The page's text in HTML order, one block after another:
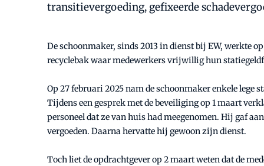
transitievergoeding, gefixeerde
De schoonmaker, sinds 2013 in dienst bij EW, werkte
recyclebak waar medewerkers vrijwillig hun
Op 27 februari 2025 nam de schoonmaker enkele
Tijdens een gesprek met de beveiliging op 1 maart
personeel dat ze van huis had meegenomen. Hij gaf
vergoeden. Daarna hervatte hij gewoon zijn dienst.
Toch liet de opdrachtgever op 2 maart weten dat de